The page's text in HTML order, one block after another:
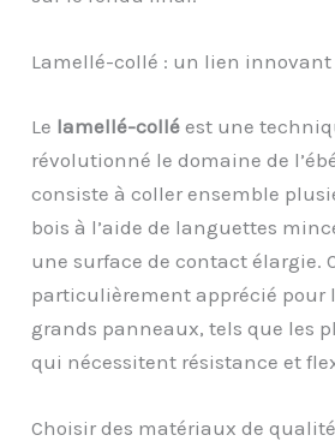
Lamellé-collé : un lien innovant
Le lamellé-collé est une
révolutionné le domaine de
consiste à coller ensemble
bois à l’aide de languettes
une surface de contact élargie.
particulièrement apprécié pour
grands panneaux, tels que les
qui nécessitent résistance et
Choisir des matériaux de